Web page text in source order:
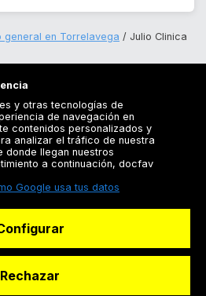
general en Torrelavega
Julio Clinica
Registrarse
y otras tecnologías de
de navegación en
contenidos personalizados y
analizar el tráfico de nuestra
llegan nuestros
a continuación, docfav
Google usa tus datos
Rechazar